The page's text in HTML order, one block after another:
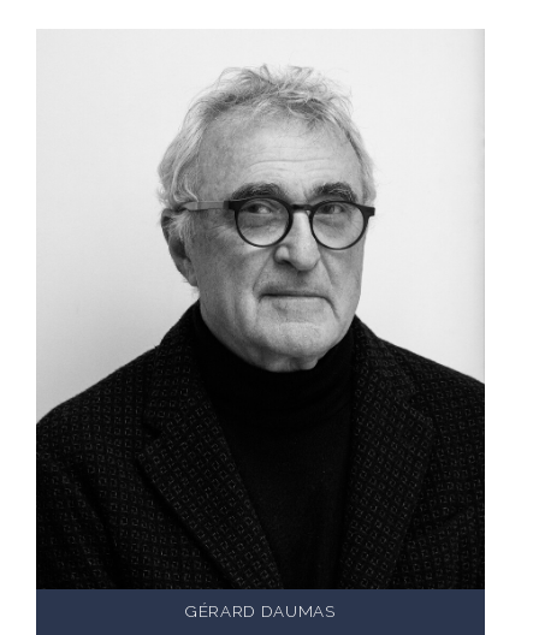
Juristischen Neuigkeiten
GÉRARD DAUMAS